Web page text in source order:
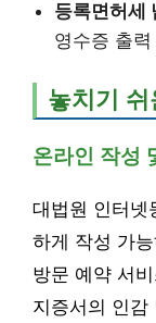
등록면허세
영수증 출력
놓치기
온라인 작성
대법원 인터넷
하게 작성 가
방문 예약 서
지증서의 인감